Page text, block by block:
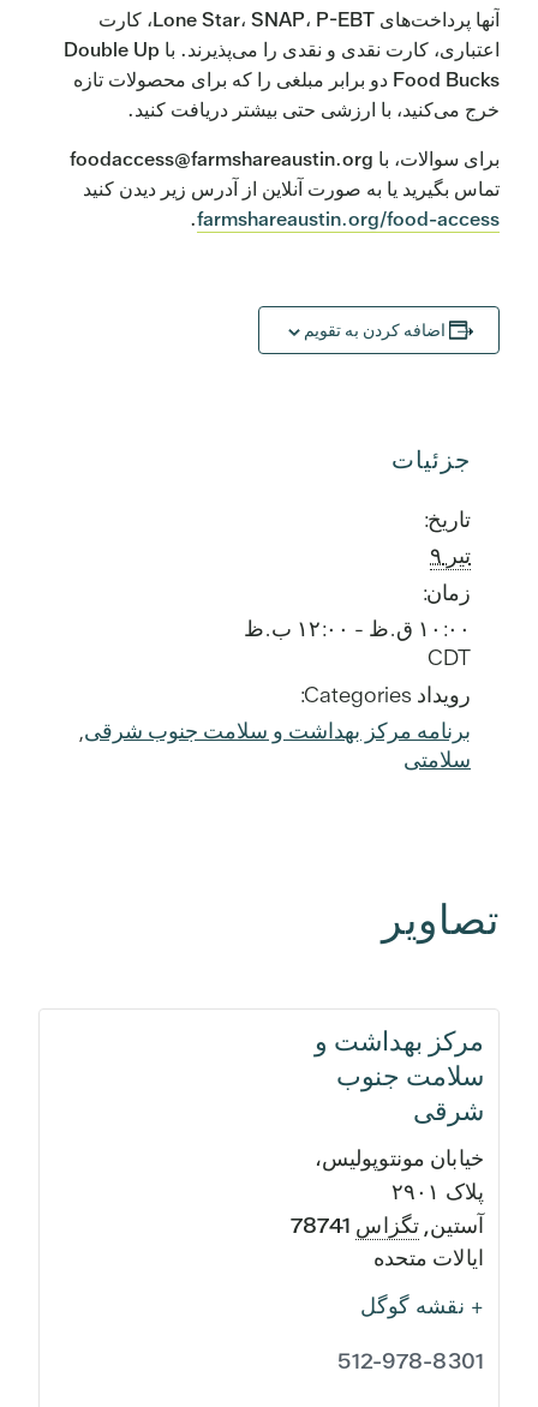
آنها پرداخت‌های Lone Star، SNAP، P-EBT، کارت
اعتباری، کارت نقدی و نقدی را می‌پذیرند. با Double Up
Food Bucks دو برابر مبلغی را که برای محصولات تازه
خرج می‌کنید، با ارزشی حتی بیشتر دریافت کنید.
برای سوالات، با foodaccess@farmshareaustin.org
تماس بگیرید یا به صورت آنلاین از آدرس زیر دیدن کنید
farmshareaustin.org/food-access
.
اضافه کردن به تقویم
جزئیات
تاریخ:
تیر ۹
زمان:
۱۰:۰۰ ق.ظ - ۱۲:۰۰ ب.ظ
CDT
رویداد Categories:
برنامه مرکز بهداشت و سلامت جنوب شرقی,
سلامتی
تصاویر
مرکز بهداشت و
سلامت جنوب
شرقی
خیابان مونتوپولیس،
پلاک ۲۹۰۱
آستین, تگزاس 78741
ایالات متحده
+ نقشه گوگل
512-978-8301